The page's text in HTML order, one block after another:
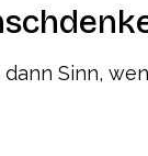
Sinn,